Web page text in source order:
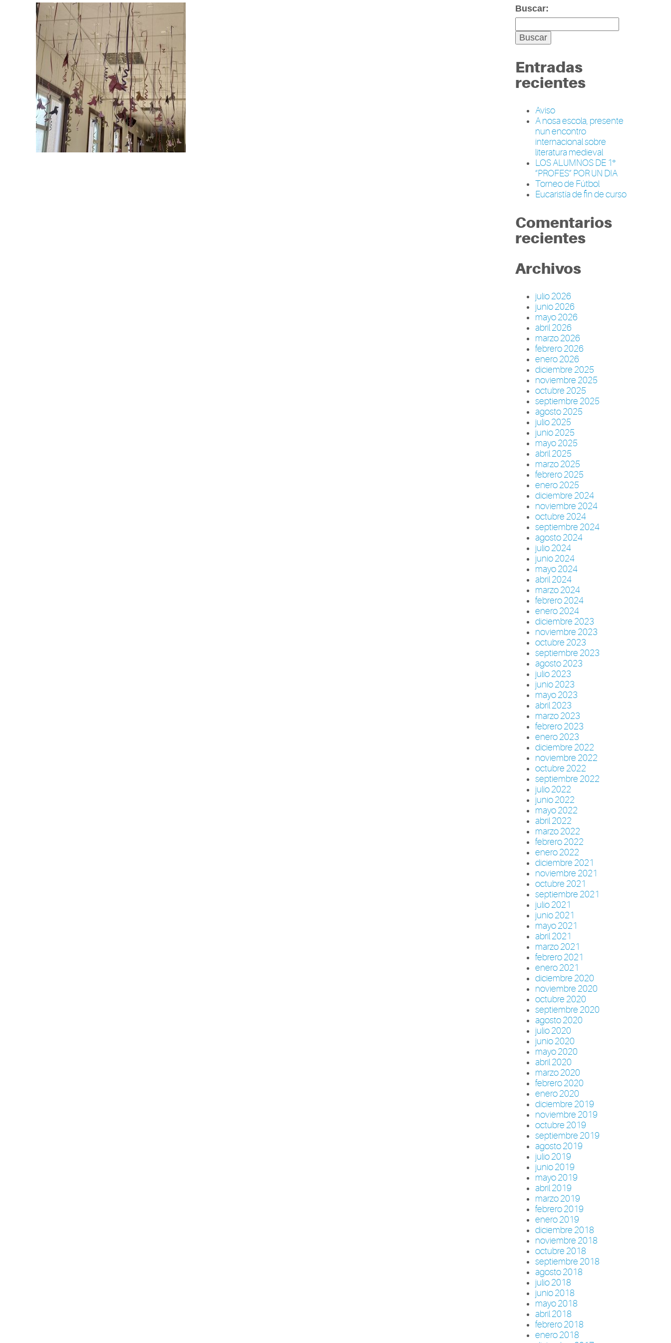
Buscar:
Entradas
recientes
Aviso
A nosa escola, presente
nun encontro
internacional sobre
literatura medieval
LOS ALUMNOS DE 1º
“PROFES” POR UN DIA
Torneo de Fútbol
Eucaristía de fin de curso
Comentarios
recientes
Archivos
julio 2026
junio 2026
mayo 2026
abril 2026
marzo 2026
febrero 2026
enero 2026
diciembre 2025
noviembre 2025
octubre 2025
septiembre 2025
agosto 2025
julio 2025
junio 2025
mayo 2025
abril 2025
marzo 2025
febrero 2025
enero 2025
diciembre 2024
noviembre 2024
octubre 2024
septiembre 2024
agosto 2024
julio 2024
junio 2024
mayo 2024
abril 2024
marzo 2024
febrero 2024
enero 2024
diciembre 2023
noviembre 2023
octubre 2023
septiembre 2023
agosto 2023
julio 2023
junio 2023
mayo 2023
abril 2023
marzo 2023
febrero 2023
enero 2023
diciembre 2022
noviembre 2022
octubre 2022
septiembre 2022
julio 2022
junio 2022
mayo 2022
abril 2022
marzo 2022
febrero 2022
enero 2022
diciembre 2021
noviembre 2021
octubre 2021
septiembre 2021
julio 2021
junio 2021
mayo 2021
abril 2021
marzo 2021
febrero 2021
enero 2021
diciembre 2020
noviembre 2020
octubre 2020
septiembre 2020
agosto 2020
julio 2020
junio 2020
mayo 2020
abril 2020
marzo 2020
febrero 2020
enero 2020
diciembre 2019
noviembre 2019
octubre 2019
septiembre 2019
agosto 2019
julio 2019
junio 2019
mayo 2019
abril 2019
marzo 2019
febrero 2019
enero 2019
diciembre 2018
noviembre 2018
octubre 2018
septiembre 2018
agosto 2018
julio 2018
junio 2018
mayo 2018
abril 2018
febrero 2018
enero 2018